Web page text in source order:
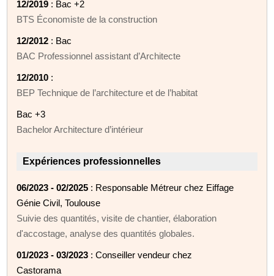
12/2019 : Bac +2
BTS Économiste de la construction
12/2012 : Bac
BAC Professionnel assistant d’Architecte
12/2010 :
BEP Technique de l’architecture et de l’habitat
Bac +3
Bachelor Architecture d’intérieur
Expériences professionnelles
06/2023 - 02/2025 : Responsable Métreur chez Eiffage
Génie Civil, Toulouse
Suivie des quantités, visite de chantier, élaboration
d'accostage, analyse des quantités globales.
01/2023 - 03/2023 : Conseiller vendeur chez
Castorama